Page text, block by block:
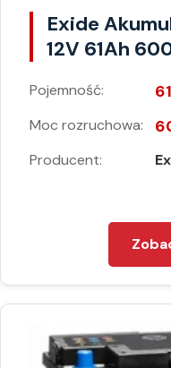
Exide
12V 61Ah
Pojemność:
Moc rozruchowa:
Producent: